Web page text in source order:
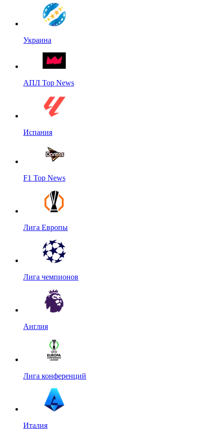
Украина
АПЛ Top News
Испания
F1 Top News
Лига Европы
Лига чемпионов
Англия
Лига конференций
Италия